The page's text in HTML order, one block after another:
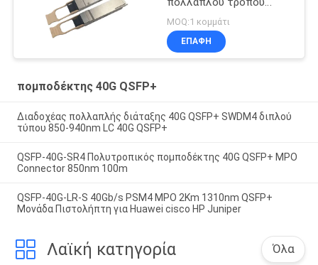
καυτός Pluggable
MOQ:1 κομμάτι
ΕΠΑΦΉ
πομποδέκτης 40G QSFP+
Διαδοχέας πολλαπλής διάταξης 40G QSFP+ SWDM4 διπλού
τύπου 850-940nm LC 40G QSFP+
QSFP-40G-SR4 Πολυτροπικός πομποδέκτης 40G QSFP+ MPO
Connector 850nm 100m
QSFP-40G-LR-S 40Gb/s PSM4 MPO 2Km 1310nm QSFP+
Μονάδα Πιστολήπτη για Huawei cisco HP Juniper
Λαϊκή κατηγορία Όλα